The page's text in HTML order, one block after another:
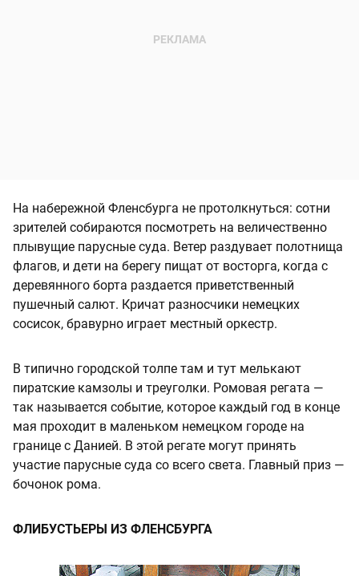
На набережной Фленсбурга не протолкнуться: сотни
зрителей собираются посмотреть на величественно
плывущие парусные суда. Ветер раздувает полотнища
флагов, и дети на берегу пищат от восторга, когда с
деревянного борта раздается приветственный
пушечный салют. Кричат разносчики немецких
сосисок, бравурно играет местный оркестр.
В типично городской толпе там и тут мелькают
пиратские камзолы и треуголки. Ромовая регата —
так называется событие, которое каждый год в конце
мая проходит в маленьком немецком городе на
границе с Данией. В этой регате могут принять
участие парусные суда со всего света. Главный приз —
бочонок рома.
ФЛИБУСТЬЕРЫ ИЗ ФЛЕНСБУРГА